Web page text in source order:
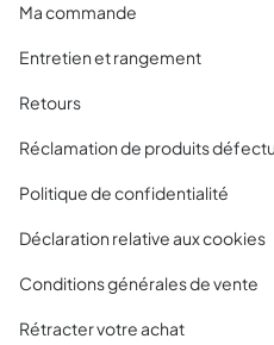
Ma commande
Entretien et rangement
Retours
Réclamation de produits
Politique de confidentialité
Déclaration relative aux cookies
Conditions générales de vente
Rétracter votre achat